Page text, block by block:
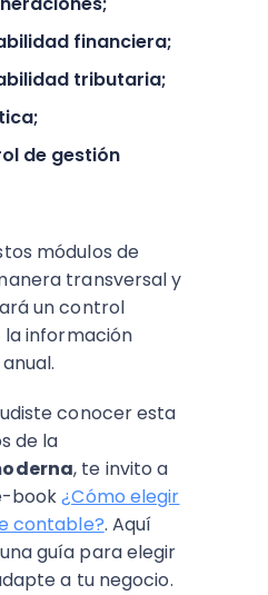
financiera;
tributaria;
de gestión
módulos de
transversal y
un control
la información
conocer esta
de la
, te invito a
book¿Cómo elegir
contable?. Aquí
guía para elegir
a tu negocio.